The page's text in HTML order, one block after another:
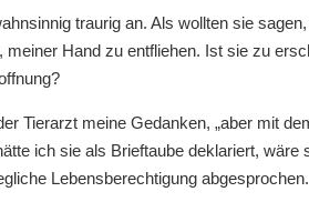
traurig an. Als wollten sie
Hand zu entfliehen. Ist sie zu
Tierarzt meine Gedanken, „aber mit
ich sie als Brieftaube deklariert, wäre
Lebensberechtigung abgesprochen.